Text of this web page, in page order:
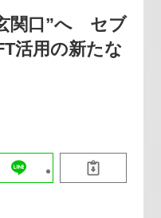
】「イノベーションを
関口”へ セブ
活用の新たな